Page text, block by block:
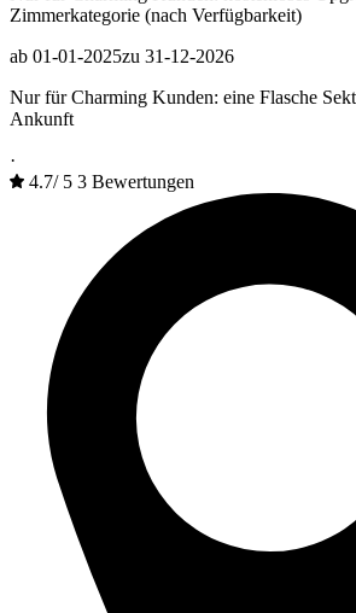
Zimmerkategorie (nach Verfügbarkeit)
ab 01-01-2025zu 31-12-2026
Nur für Charming Kunden: eine Flasche
Ankunft
·
4.7/ 5 3 Bewertungen